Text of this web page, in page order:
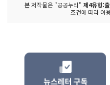
본 저작물은 "공공누리" 제4유형:
조건에 따라 이